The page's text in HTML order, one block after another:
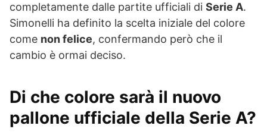
completamente dalle partite ufficiali di Serie A.
Simonelli ha definito la scelta iniziale del colore
come non felice, confermando però che il
cambio è ormai deciso.
Di che colore sarà il nuovo
pallone ufficiale della Serie A?